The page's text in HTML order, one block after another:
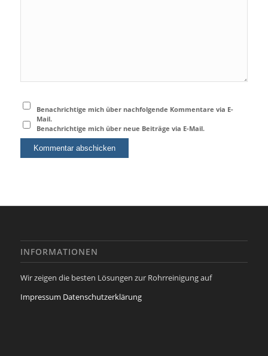
Benachrichtige mich über nachfolgende Kommentare via E-
Mail.
Benachrichtige mich über neue Beiträge via E-Mail.
INFORMATIONEN
Wir zeigen die besten Lösungen zur Rohrreinigung auf
Impressum Datenschutzerklärung